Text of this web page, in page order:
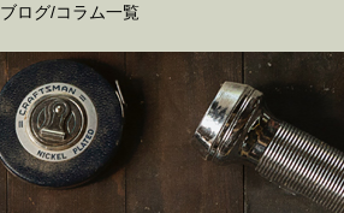
ブログ/コラム一覧